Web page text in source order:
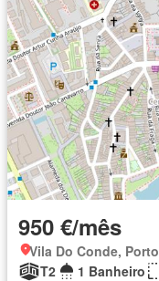
950 €/mês
Vila Do Conde, Porto
T2
1 Banheiro